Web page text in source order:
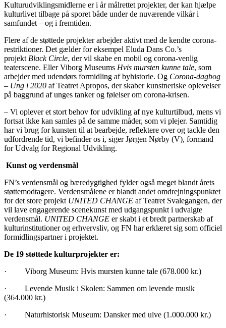
Kulturudviklingsmidlerne er i år målrettet projekter, der kan hjælpe
kulturlivet tilbage på sporet både under de nuværende vilkår i
samfundet – og i fremtiden.
Flere af de støttede projekter arbejder aktivt med de kendte corona-
restriktioner. Det gælder for eksempel Eluda Dans Co.’s
projekt Black Circle, der vil skabe en mobil og corona-venlig
teaterscene. Eller Viborg Museums Hvis mursten kunne tale, som
arbejder med udendørs formidling af byhistorie. Og Corona-dagbog
– Ung i 2020 af Teatret Apropos, der skaber kunstneriske oplevelser
på baggrund af unges tanker og følelser om corona-krisen.
– Vi oplever et stort behov for udvikling af nye kulturtilbud, mens vi
fortsat ikke kan samles på de samme måder, som vi plejer. Samtidig
har vi brug for kunsten til at bearbejde, reflektere over og tackle den
udfordrende tid, vi befinder os i, siger Jørgen Nørby (V), formand
for Udvalg for Regional Udvikling.
Kunst og verdensmål
FN’s verdensmål og bæredygtighed fylder også meget blandt årets
støttemodtagere. Verdensmålene er blandt andet omdrejningspunktet
for det store projekt UNITED CHANGE af Teatret Svalegangen, der
vil lave engagerende scenekunst med udgangspunkt i udvalgte
verdensmål. UNITED CHANGE er skabt i et bredt partnerskab af
kulturinstitutioner og erhvervsliv, og FN har erklæret sig som officiel
formidlingspartner i projektet.
De 19 støttede kulturprojekter er:
· Viborg Museum: Hvis mursten kunne tale (678.000 kr.)
· Levende Musik i Skolen: Sammen om levende musik
(364.000 kr.)
· Naturhistorisk Museum: Dansker med ulve (1.000.000 kr.)